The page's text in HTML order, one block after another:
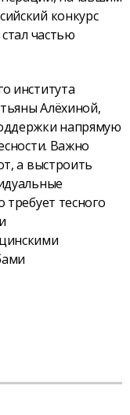
конкурс
частью
института
Алёхиной,
напрямую
Важно
а выстроить
тесного